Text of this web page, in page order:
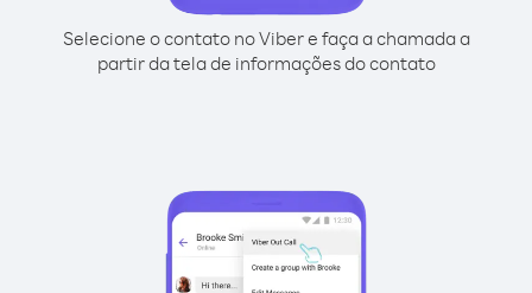
Selecione o contato no Viber e faça a chamada a
partir da tela de informações do contato